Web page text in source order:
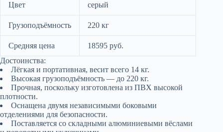
Цвет серый
Грузоподъёмность 220 кг
Средняя цена
18595 руб.
Достоинства:
Лёгкая и портативная, весит всего 14 кг.
Высокая грузоподъёмность — до 220 кг.
Прочная, поскольку изготовлена из ПВХ высокой
плотности.
Оснащена двумя независимыми боковыми
отделениями для безопасности.
Поставляется со складными алюминиевыми вёслами